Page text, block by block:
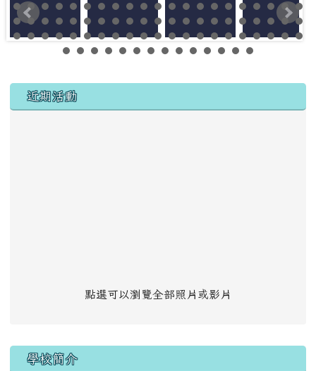
左邊區域內容
近期活動
點選可以瀏覽全部照片或影片
學校簡介